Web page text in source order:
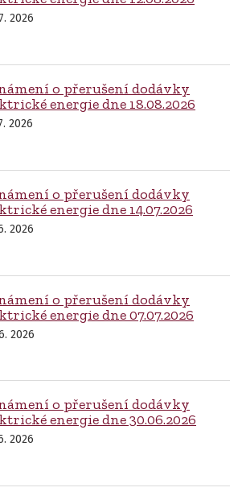
2026
o přerušení dodávky
energie dne 18.08.2026
2026
o přerušení dodávky
energie dne 14.07.2026
2026
o přerušení dodávky
energie dne 07.07.2026
2026
o přerušení dodávky
energie dne 30.06.2026
2026